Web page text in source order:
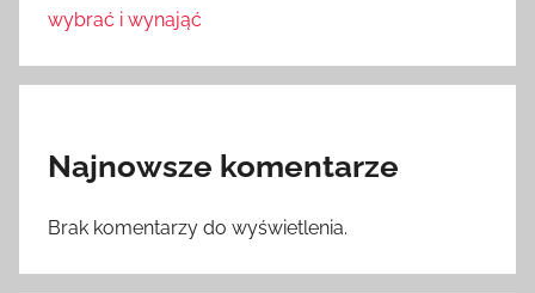
wybrać i wynająć
Najnowsze komentarze
Brak komentarzy do wyświetlenia.